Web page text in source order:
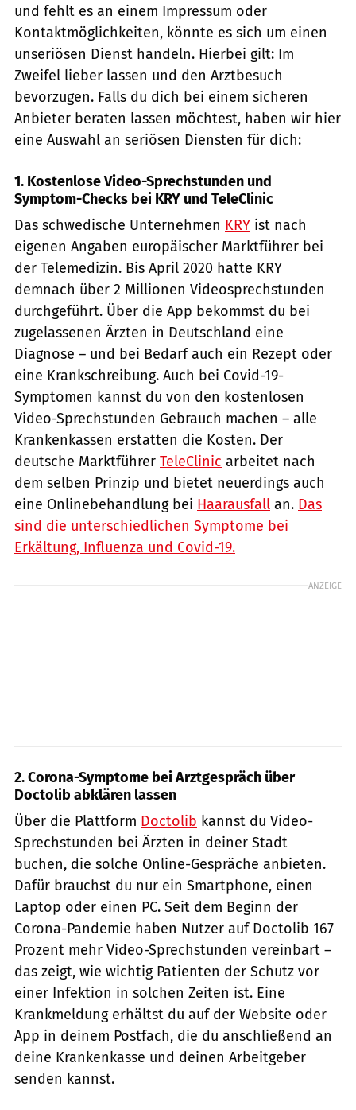
und fehlt es an einem Impressum oder
Kontaktmöglichkeiten, könnte es sich um einen
unseriösen Dienst handeln. Hierbei gilt: Im
Zweifel lieber lassen und den Arztbesuch
bevorzugen. Falls du dich bei einem sicheren
Anbieter beraten lassen möchtest, haben wir hier
eine Auswahl an seriösen Diensten für dich:
1. Kostenlose Video-Sprechstunden und
Symptom-Checks bei KRY und TeleClinic
Das schwedische Unternehmen KRY ist nach
eigenen Angaben europäischer Marktführer bei
der Telemedizin. Bis April 2020 hatte KRY
demnach über 2 Millionen Videosprechstunden
durchgeführt. Über die App bekommst du bei
zugelassenen Ärzten in Deutschland eine
Diagnose – und bei Bedarf auch ein Rezept oder
eine Krankschreibung. Auch bei Covid-19-
Symptomen kannst du von den kostenlosen
Video-Sprechstunden Gebrauch machen – alle
Krankenkassen erstatten die Kosten. Der
deutsche Marktführer TeleClinic arbeitet nach
dem selben Prinzip und bietet neuerdings auch
eine Onlinebehandlung bei Haarausfall an. Das
sind die unterschiedlichen Symptome bei
Erkältung, Influenza und Covid-19.
ANZEIGE
2. Corona-Symptome bei Arztgespräch über
Doctolib abklären lassen
Über die Plattform Doctolib kannst du Video-
Sprechstunden bei Ärzten in deiner Stadt
buchen, die solche Online-Gespräche anbieten.
Dafür brauchst du nur ein Smartphone, einen
Laptop oder einen PC. Seit dem Beginn der
Corona-Pandemie haben Nutzer auf Doctolib 167
Prozent mehr Video-Sprechstunden vereinbart –
das zeigt, wie wichtig Patienten der Schutz vor
einer Infektion in solchen Zeiten ist. Eine
Krankmeldung erhältst du auf der Website oder
App in deinem Postfach, die du anschließend an
deine Krankenkasse und deinen Arbeitgeber
senden kannst.